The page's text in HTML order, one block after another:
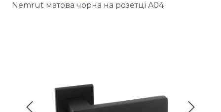
Nemrut матова чорна на розетці A04